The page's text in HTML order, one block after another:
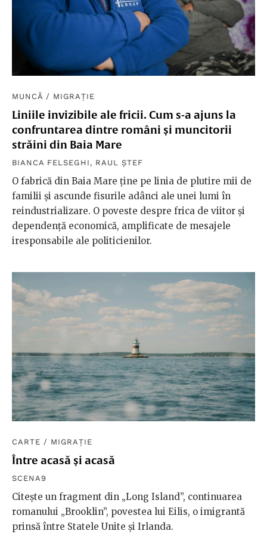
MUNCĂ / MIGRAȚIE
Liniile invizibile ale fricii. Cum s-a ajuns la
confruntarea dintre români și muncitorii
străini din Baia Mare
BIANCA FELSEGHI , RAUL ȘTEF
O fabrică din Baia Mare ține pe linia de plutire mii de
familii și ascunde fisurile adânci ale unei lumi în
reindustrializare. O poveste despre frica de viitor și
dependență economică, amplificate de mesajele
iresponsabile ale politicienilor.
CARTE / MIGRAȚIE
Între acasă și acasă
SCENA9
Citește un fragment din „Long Island”, continuarea
romanului „Brooklin”, povestea lui Eilis, o imigrantă
prinsă între Statele Unite și Irlanda.